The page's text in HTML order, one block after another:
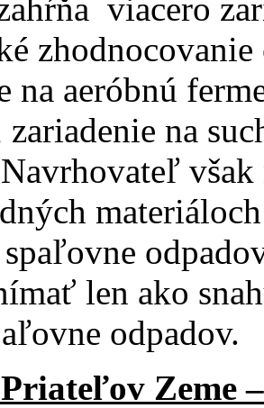
viacero
na aeróbnú
na
len ako
odpadov.
Zeme